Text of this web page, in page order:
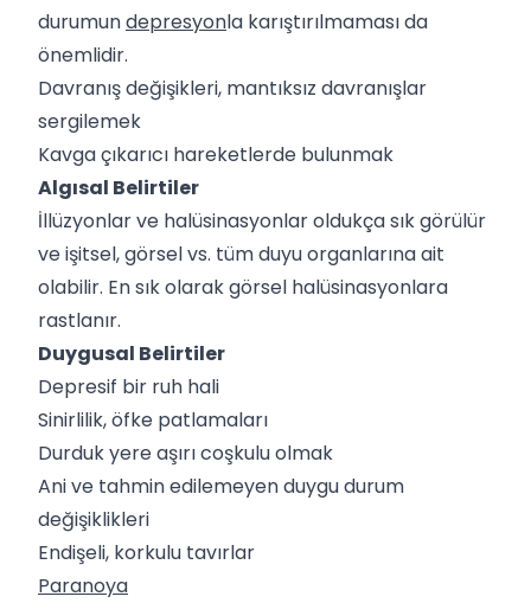
durumundepresyonla karıştırılmaması da
önemlidir.
Davranış değişikleri, mantıksız davranışlar
sergilemek
Kavga çıkarıcı hareketlerde bulunmak
Algısal Belirtiler
İllüzyonlar ve halüsinasyonlar oldukça sık görülür
ve işitsel, görsel vs. tüm duyu organlarına ait
olabilir. En sık olarak görsel halüsinasyonlara
rastlanır.
Duygusal Belirtiler
Depresif bir ruh hali
Sinirlilik, öfke patlamaları
Durduk yere aşırı coşkulu olmak
Ani ve tahmin edilemeyen duygu durum
değişiklikleri
Endişeli, korkulu tavırlar
Paranoya